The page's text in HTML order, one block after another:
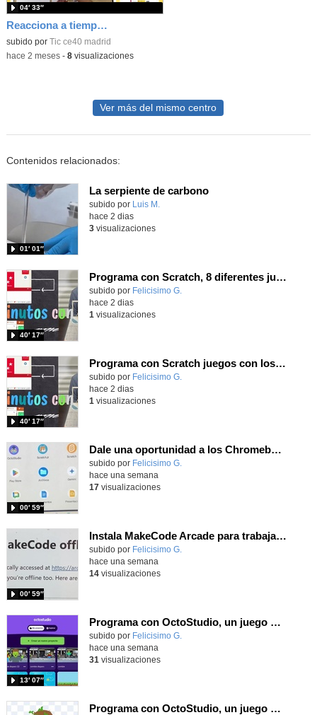
Reacciona a tiempo: programación y reflejos con Micro:bit
subido por Tic ce40 madrid
04′ 33″
-hace 2 meses- 8visualizaciones
Ver más del mismo centro
Contenidos relacionados:
La serpiente de carbono
Contenido educativo.
subido por Luis M.
01′ 01″
hace 2 dias
3visualizaciones
Programa con Scratch, 8 diferentes juegos para vivir la emoción de los partidos de España en el mundial 2026
Contenido educativo.
subido por Felicisimo G.
40′ 17″
hace 2 dias
1 visualizaciones
Programa con Scratch juegos con los partidos del mundial 2026 ganados por España
Contenido educativo.
subido por Felicisimo G.
40′ 17″
hace 2 dias
1 visualizaciones
Dale una oportunidad a los Chromebooks y utiliza un proyector para realizar talleres si no tienes pantallas táctiles
Contenido educativo.
subido por Felicisimo G.
00′ 59″
hace una semana
17visualizaciones
Instala MakeCode Arcade para trabajar offline en tu tablet, ordenador, Chromebook
Contenido educativo.
subido por Felicisimo G.
00′ 59″
hace una semana
14visualizaciones
Programa con OctoStudio, un juego de disparos contra Zombies con un cargador basado en el House of the dead
Contenido educativo.
subido por Felicisimo G.
13′ 07″
hace una semana
31 visualizaciones
Programa con OctoStudio, un juego homenajeando al House of the dead con Zombies